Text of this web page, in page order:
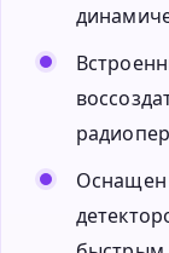
Оснащен